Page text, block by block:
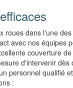
dans l'une
avec nos équipes
couverture
d'intervenir
personnel qualifié
: